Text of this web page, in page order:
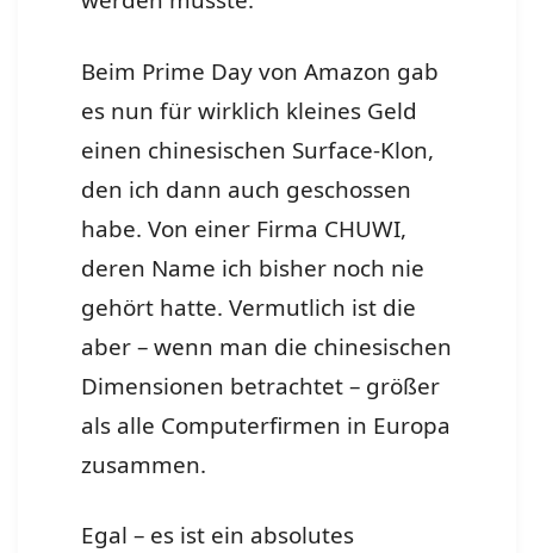
Beim Prime Day von Amazon gab
es nun für wirklich kleines Geld
einen chinesischen Surface-Klon,
den ich dann auch geschossen
habe. Von einer Firma CHUWI,
deren Name ich bisher noch nie
gehört hatte. Vermutlich ist die
aber – wenn man die chinesischen
Dimensionen betrachtet – größer
als alle Computerfirmen in Europa
zusammen.
Egal – es ist ein absolutes